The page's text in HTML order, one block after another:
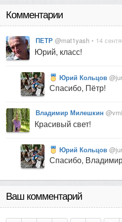
Комментарии
ПЕТР @mat1yash • 14
Юрий, класс!
Юрий Кольцов
Спасибо, Пётр!
Владимир Милешкин
Красивый свет!
Юрий Кольцов
Спасибо,
Ваш комментарий